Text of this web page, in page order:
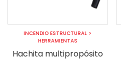
INCENDIO ESTRUCTURAL >
HERRAMIENTAS
Hachita multipropósito